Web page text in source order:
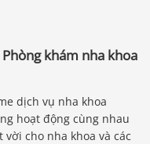
khám nha khoa
dịch vụ nha khoa
hoạt động cùng nhau
cho nha khoa và các